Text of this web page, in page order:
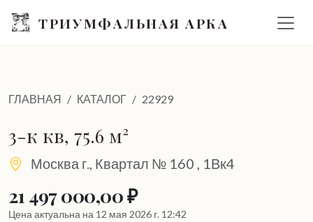
ТРИУМФАЛЬНАЯ АРКА
ГЛАВНАЯ КАТАЛОГ 22929
3-к кв, 75.6 м²
Москва г., Квартал № 160 , 1Вк4
21 497 000,00 ₽
Цена актуальна на 12 мая 2026 г. 12:42